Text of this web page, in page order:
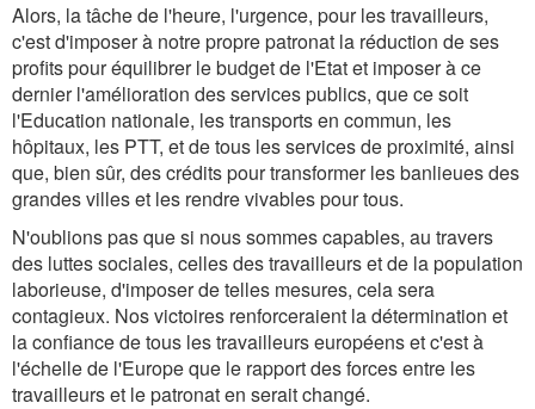
Alors, la tâche de l'heure, l'urgence, pour les travailleurs,
c'est d'imposer à notre propre patronat la réduction de ses
profits pour équilibrer le budget de l'Etat et imposer à ce
dernier l'amélioration des services publics, que ce soit
l'Education nationale, les transports en commun, les
hôpitaux, les PTT, et de tous les services de proximité, ainsi
que, bien sûr, des crédits pour transformer les banlieues des
grandes villes et les rendre vivables pour tous.
N'oublions pas que si nous sommes capables, au travers
des luttes sociales, celles des travailleurs et de la population
laborieuse, d'imposer de telles mesures, cela sera
contagieux. Nos victoires renforceraient la détermination et
la confiance de tous les travailleurs européens et c'est à
l'échelle de l'Europe que le rapport des forces entre les
travailleurs et le patronat en serait changé.